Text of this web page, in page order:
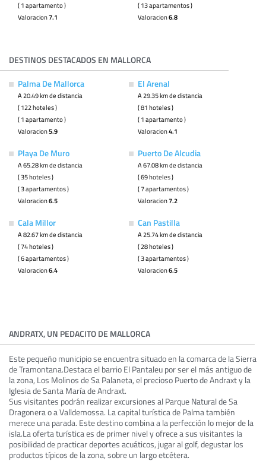
( 1 apartamento )
Valoracion7.1
( 13 apartamentos )
Valoracion6.8
DESTINOS DESTACADOS EN MALLORCA
Palma De Mallorca
A 20.49 km de distancia
( 122 hoteles )
( 1 apartamento )
Valoracion5.9
El Arenal
A 29.35 km de distancia
( 81 hoteles )
( 1 apartamento )
Valoracion4.1
Playa De Muro
A 65.28 km de distancia
( 35 hoteles )
( 3 apartamentos )
Valoracion6.5
Puerto De Alcudia
A 67.08 km de distancia
( 69 hoteles )
( 7 apartamentos )
Valoracion7.2
Cala Millor
A 82.67 km de distancia
( 74 hoteles )
( 6 apartamentos )
Valoracion6.4
Can Pastilla
A 25.74 km de distancia
( 28 hoteles )
( 3 apartamentos )
Valoracion6.5
ANDRATX, UN PEDACITO DE MALLORCA
Este pequeño municipio se encuentra situado en la comarca de la Sierra
de Tramontana.Destaca el barrio El Pantaleu por ser el más antiguo de
la zona, Los Molinos de Sa Palaneta, el precioso Puerto de Andraxt y la
Iglesia de Santa María de Andraxt.
Sus visitantes podrán realizar excursiones al Parque Natural de Sa
Dragonera o a Valldemossa. La capital turística de Palma también
merece una parada. Este destino combina a la perfección lo mejor de la
isla.La oferta turística es de primer nivel y ofrece a sus visitantes la
posibilidad de practicar deportes acuáticos, jugar al golf, degustar los
productos típicos de la zona, sobre un largo etcétera.